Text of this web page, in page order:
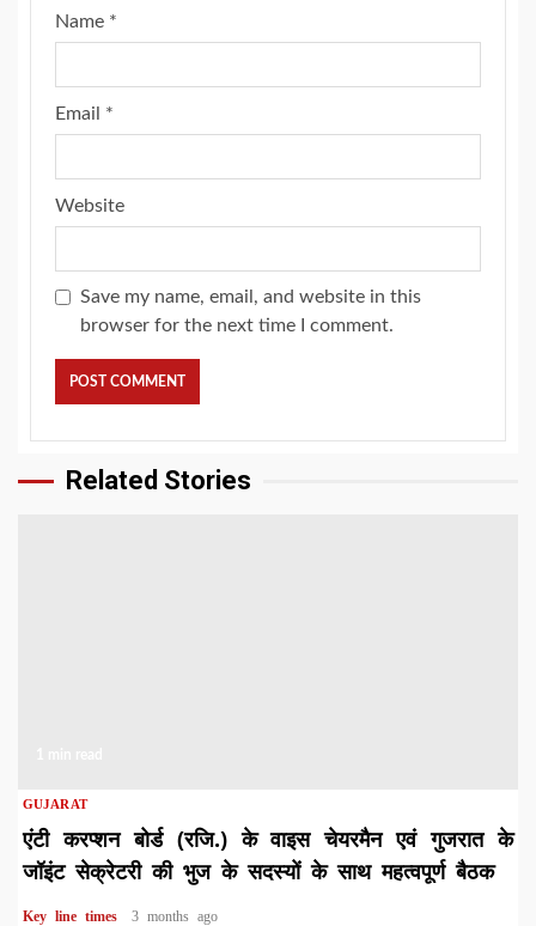
Name *
Email *
Website
Save my name, email, and website in this
browser for the next time I comment.
Related Stories
GUJARAT
एंटी करप्शन बोर्ड (रजि.) के वाइस चेयरमैन एवं गुजरात के
जॉइंट सेक्रेटरी की भुज के सदस्यों के साथ महत्वपूर्ण बैठक
Key line times 3 months ago